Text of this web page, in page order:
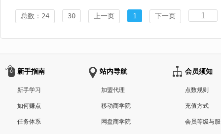
总数：24 30 上一页 1 下一页
新手指南
新手学习
如何赚点
任务体系
站内导航
加盟代理
移动商学院
网盘商学院
会员须知
点数规则
充值方式
会员等级与